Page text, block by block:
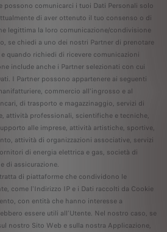
possono comunicarci i tuoi Dati Personali solo
di aver ottenuto il tuo consenso o di
legittima la loro comunicazione/condivisione
se chiedi a uno dei nostri Partner di prenotare
quando richiedi di ricevere comunicazioni
include anche i Partner selezionati con cui
I Partner possono appartenere ai seguenti
commercio all'ingrosso e al
di trasporto e magazzinaggio, servizi di
attività professionali, scientifiche e tecniche,
alle imprese, attività artistiche, sportive,
attività di organizzazioni associative, servizi
di energia elettrica e gas, società di
di assicurazione.
di piattaforme che condividono le
come l'Indirizzo IP e i Dati raccolti da Cookie
con entità che hanno interesse a
essere utili all’Utente. Nel nostro caso, se
nostro Sito Web e sulla nostra Applicazione,